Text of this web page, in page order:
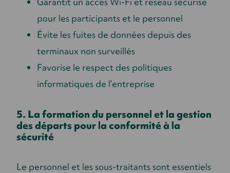
pour les participants et le personnel
Évite les fuites de données depuis des
terminaux non surveillés
Favorise le respect des politiques
informatiques de l’entreprise
5. La formation du personnel et la gestion
des départs pour la conformité à la
sécurité
Le personnel et les sous-traitants sont essentiels